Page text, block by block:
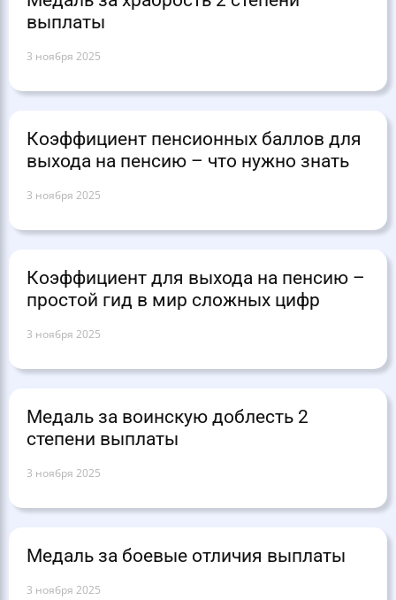
выплаты
3 ноября 2025
Коэффициент пенсионных баллов для
выхода на пенсию – что нужно знать
3 ноября 2025
Коэффициент для выхода на пенсию –
простой гид в мир сложных цифр
3 ноября 2025
Медаль за воинскую доблесть 2
степени выплаты
3 ноября 2025
Медаль за боевые отличия выплаты
3 ноября 2025